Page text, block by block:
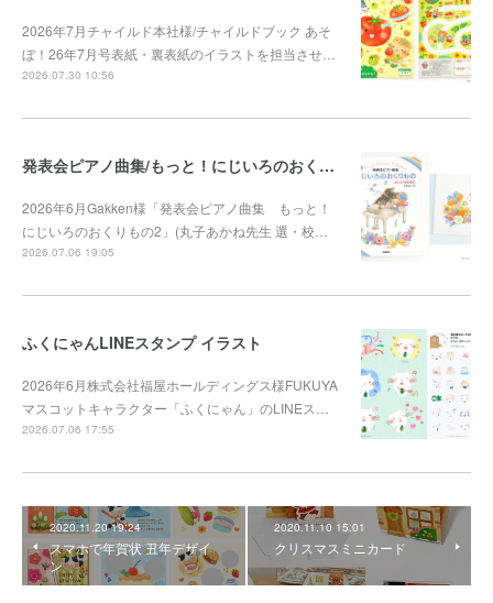
2026年7月チャイルド本社様/チャイルドブック あそ
ぼ！26年7月号表紙・裏表紙のイラストを担当させ…
2026.07.30 10:56
発表会ピアノ曲集/もっと！にじいろのおくりもの2
2026年6月Gakken様「発表会ピアノ曲集 もっと！
にじいろのおくりもの2」(丸子あかね先生 選・校…
2026.07.06 19:05
ふくにゃんLINEスタンプ イラスト
2026年6月株式会社福屋ホールディングス様FUKUYA
マスコットキャラクター「ふくにゃん」のLINEス…
2026.07.06 17:55
2020.11.20 19:24
スマホで年賀状 丑年デザイ
ン
2020.11.10 15:01
クリスマスミニカード